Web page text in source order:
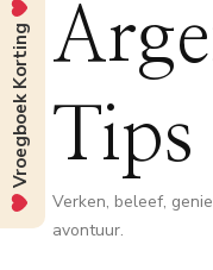
Tips
Verken, beleef,
avontuur.
Vroegboek Korting